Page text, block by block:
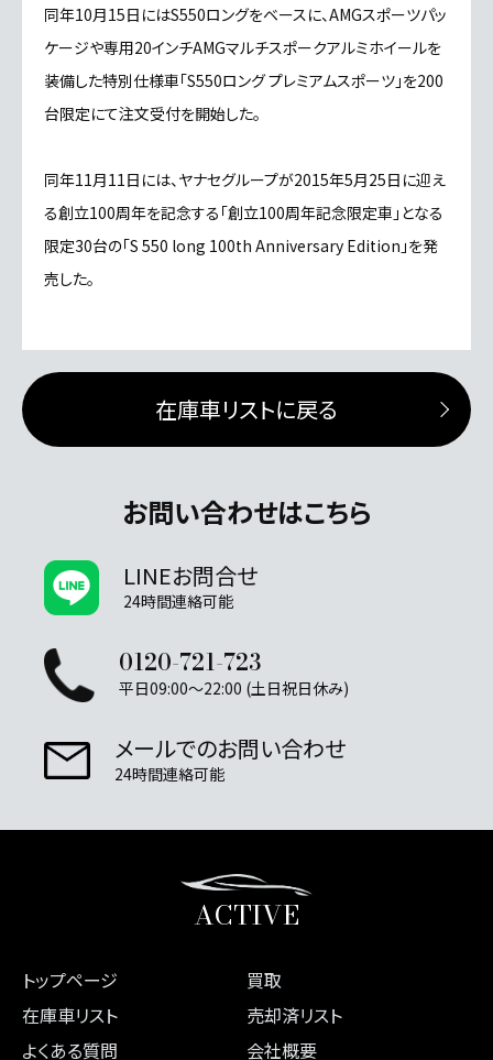
同年10月15日にはS550ロングをベースに、AMGスポーツパッ
ケージや専用20インチAMGマルチスポークアルミホイールを
装備した特別仕様車「S550ロング プレミアムスポーツ」を200
台限定にて注文受付を開始した。
同年11月11日には、ヤナセグループが2015年5月25日に迎え
る創立100周年を記念する「創立100周年記念限定車」となる
限定30台の「S 550 long 100th Anniversary Edition」を発
売した。
在庫車リストに戻る
お問い合わせはこちら
LINEお問合せ
24時間連絡可能
0120-721-723
平日09:00～22:00 (土日祝日休み)
メールでのお問い合わせ
24時間連絡可能
ACTIVE
トップページ
買取
在庫車リスト
売却済リスト
よくある質問
会社概要